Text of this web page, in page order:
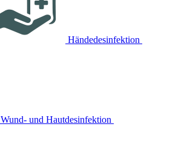
Händedesinfektion
Wund- und Hautdesinfektion